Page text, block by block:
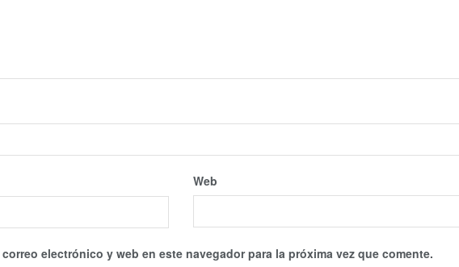
Web
electrónico y web en este navegador para la próxima vez que comente.